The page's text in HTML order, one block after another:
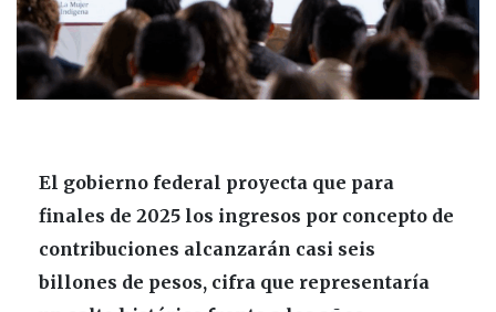
El gobierno federal proyecta que para
finales de 2025 los ingresos por concepto de
contribuciones alcanzarán casi seis
billones de pesos, cifra que representaría